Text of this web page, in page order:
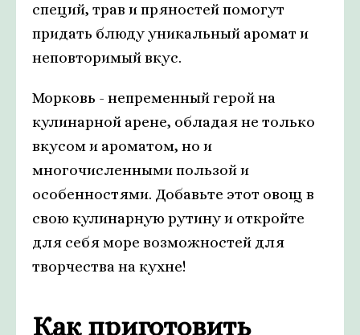
специй, трав и пряностей помогут
придать блюду уникальный аромат и
неповторимый вкус.
Морковь - непременный герой на
кулинарной арене, обладая не только
вкусом и ароматом, но и
многочисленными пользой и
особенностями. Добавьте этот овощ в
свою кулинарную рутину и откройте
для себя море возможностей для
творчества на кухне!
Как приготовить